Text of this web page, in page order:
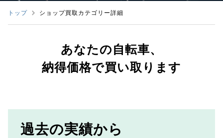
トップ ショップ買取カテゴリー詳細
あなたの自転車、
納得価格で買い取ります
過去の実績から